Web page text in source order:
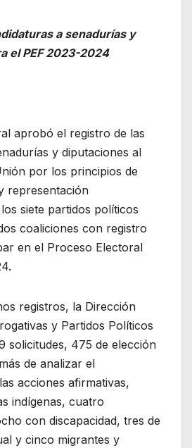
a senadurías y
el PEF 2023-2024
aprobó el registro de las
y diputaciones al
por los principios de
representación
siete partidos políticos
coaliciones con registro
en el Proceso Electoral
registros, la Dirección
y Partidos Políticos
solicitudes, 475 de elección
de analizar el
acciones afirmativas,
indígenas, cuatro
con discapacidad, tres de
y cinco migrantes y